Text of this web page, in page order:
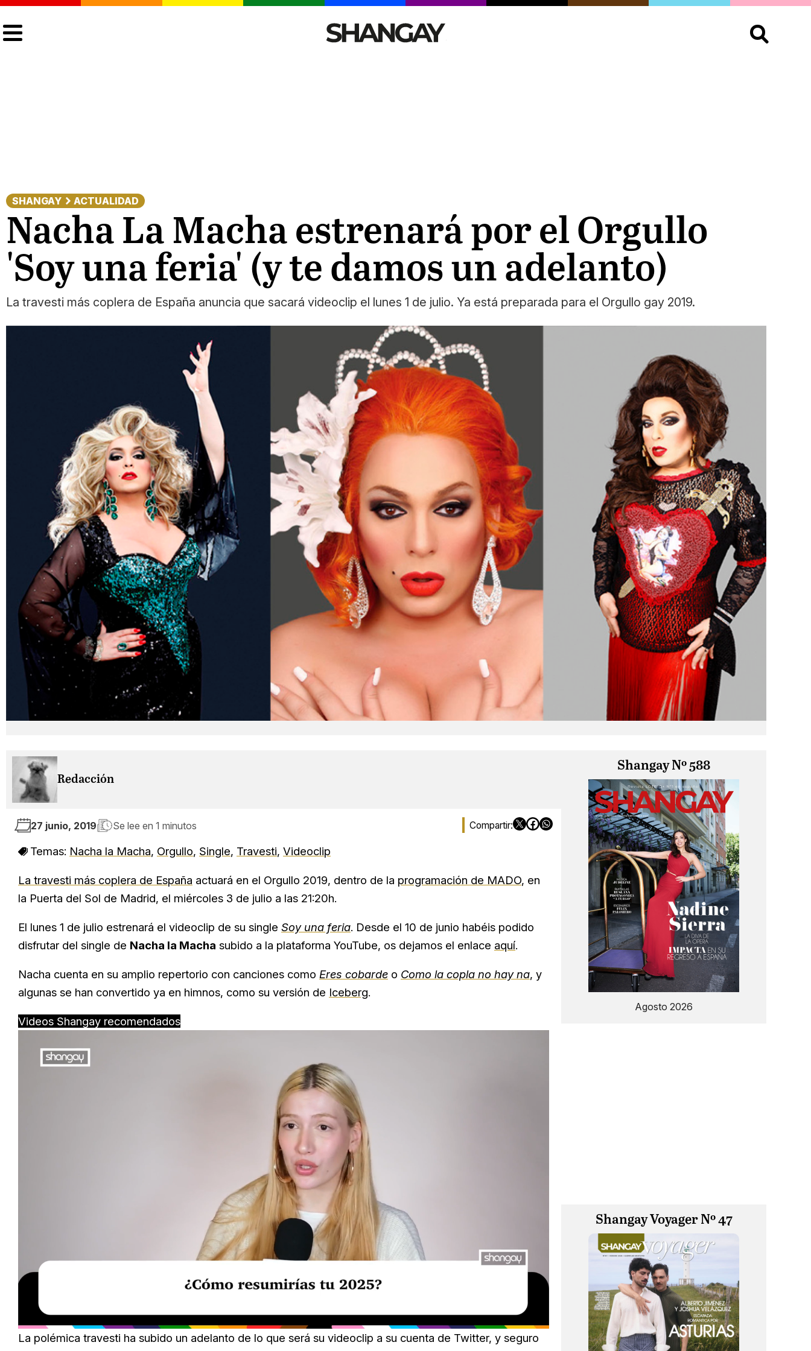
Buscar:
SHANGAY ACTUALIDAD
Nacha La Macha estrenará por el Orgullo
'Soy una feria' (y te damos un adelanto)
La travesti más coplera de España anuncia que sacará videoclip el lunes 1 de julio. Ya está preparada para el Orgullo gay 2019.
Redacción
27 junio, 2019 Se lee en 1 minutos
Temas: Nacha la Macha, Orgullo, Single, Travesti, Videoclip
La travesti más coplera de España actuará en el Orgullo 2019, dentro de la programación de MADO, en
la Puerta del Sol de Madrid, el miércoles 3 de julio a las 21:20h.
El lunes 1 de julio estrenará el videoclip de su single Soy una feria. Desde el 10 de junio habéis podido
disfrutar del single de Nacha la Macha subido a la plataforma YouTube, os dejamos el enlace aquí.
Nacha cuenta en su amplio repertorio con canciones como Eres cobarde o Como la copla no hay na, y
algunas se han convertido ya en himnos, como su versión de Iceberg.
Videos Shangay recomendados
34.00%
La polémica travesti ha subido un adelanto de lo que será su videoclip a su cuenta de Twitter, y seguro
Shangay Nº 588
Agosto 2026
Shangay Voyager Nº 47